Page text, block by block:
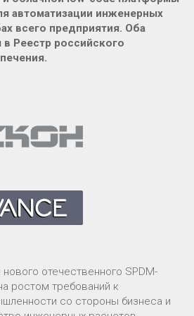
автоматизации инженерных
всего предприятия. Оба
Реестр российского
отечественного SPDM-
ростом требований к
со стороны бизнеса и